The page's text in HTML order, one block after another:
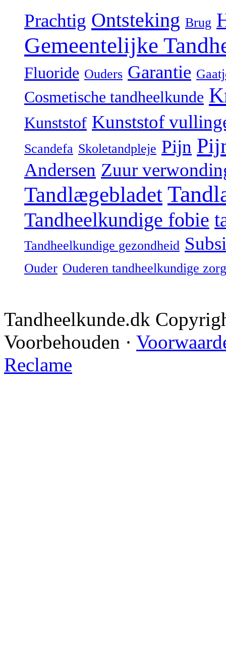
Prachtig Ontsteking Brug
Gemeentelijke
Fluoride Ouders Garantie
Cosmetische tandheelkunde
Kunststof Kunststof
Scandefa Skoletandpleje Pijn
Andersen Zuur
Tandlægebladet
Tandheelkundige fobie
Tandheelkundige gezondheid
Ouder Ouderen tandheelkundige zorg
Tandheelkunde.dk
Voorbehouden ·
Reclame